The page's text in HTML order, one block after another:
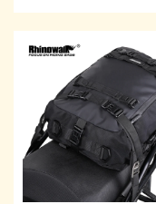
Rated
4.68
out of 5